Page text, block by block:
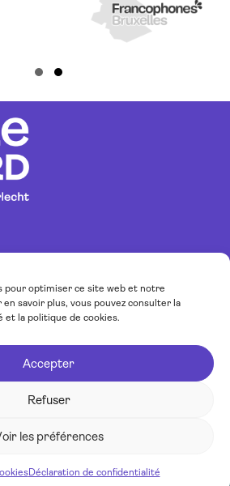
pour optimiser ce site web et notre
savoir plus, vous pouvez consulter la
la politique de cookies.
Accepter
Refuser
les préférences
Déclaration de confidentialité
de nos activités
newsletter
confidentialité.
- accompagné parCobea Coop